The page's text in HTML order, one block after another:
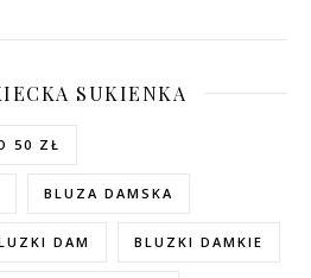
SUKIENKA
50 ZŁ
BLUZA DAMSKA
DAM BLUZKI DAMKIE